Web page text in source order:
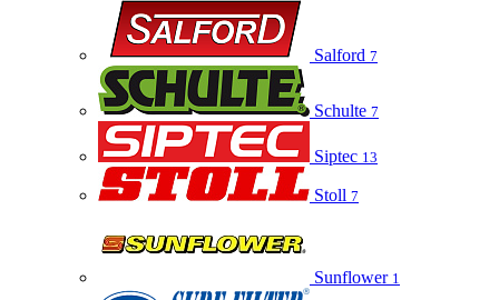
Salford 7
Schulte 7
Siptec 13
Stoll 7
Sunflower 1